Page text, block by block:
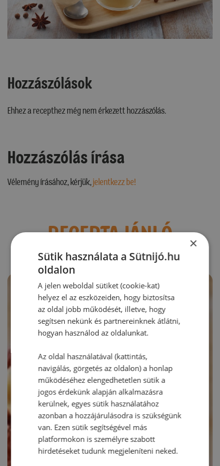
Hozzászólások
Ehhez a recepthez még nem érkezett hozzászólás.
Hozzászólás írása
Vélemény írásához, kérjük,jelentkezz be!
RECEPTAJÁNLÓ ×
Sütik használata a Sütnijó.hu
oldalon
A jelen weboldal sütiket (cookie-kat)
helyez el az eszközeiden, hogy biztosítsa
az oldal jobb működését, illetve, hogy
segítsen nekünk és partnereinknek átlátni,
hogyan használod az oldalunkat.
Az oldal használatával (kattintás,
navigálás, görgetés az oldalon) a honlap
működéséhez elengedhetetlen sütik a
jogos érdekünk alapján alkalmazásra
kerülnek, egyes sütik használatához
azonban a hozzájárulásodra is szükségünk
van. Ezen sütik segítségével más
platformokon is személyre szabott
hirdetéseket tudunk megjeleníteni neked.